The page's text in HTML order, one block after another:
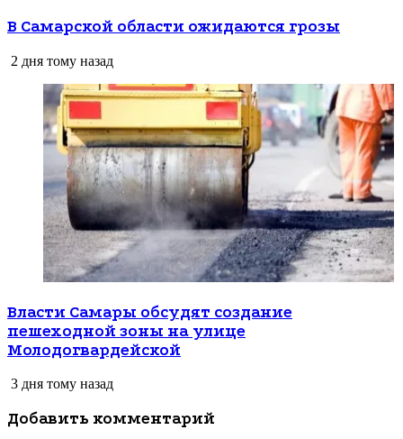
В Самарской области ожидаются грозы
2 дня тому назад
Власти Самары обсудят создание
пешеходной зоны на улице
Молодогвардейской
3 дня тому назад